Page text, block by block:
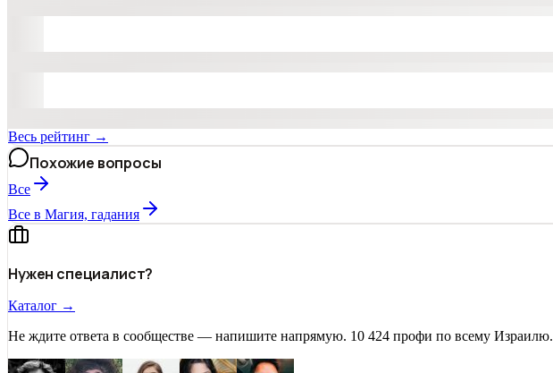
Весь рейтинг →
Похожие вопросы
Все
Все в Магия, гадания
Нужен специалист?
Каталог →
Не ждите ответа в сообществе — напишите напрямую. 10 424 профи по всему Израилю.